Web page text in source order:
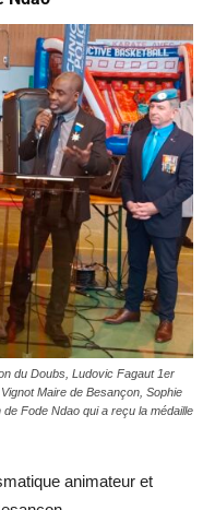
du Doubs, Ludovic Fagaut 1er
Maire de Besançon, Sophie
Fode Ndao qui a reçu la médaille
animateur et